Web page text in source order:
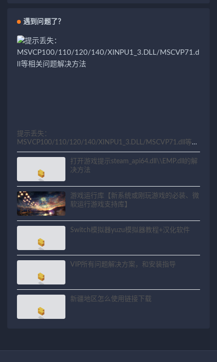
遇到问题了？
提示丢失：
MSVCP100/110/120/140/XINPU1_3.DLL/MSCVP71.dll等相
关问题解决方法
打开游戏提示steam_api64.dll\\EMP.dll的解
决方法
游戏运行库【新系统或刚玩游戏的必装、微
软运行游戏支持库】
Switch模拟器yuzu模拟器教程+汉化软件
VIP所有问题解决方案，和安装指导
新疆地区怎么使用链接下载